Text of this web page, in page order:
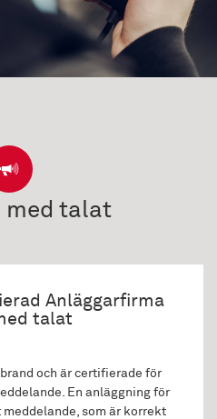
med talat
Anläggarfirma
talat
och är certifierade för
En anläggning för
som är korrekt